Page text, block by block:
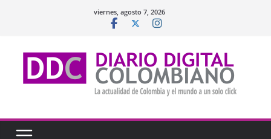
viernes, agosto 7, 2026